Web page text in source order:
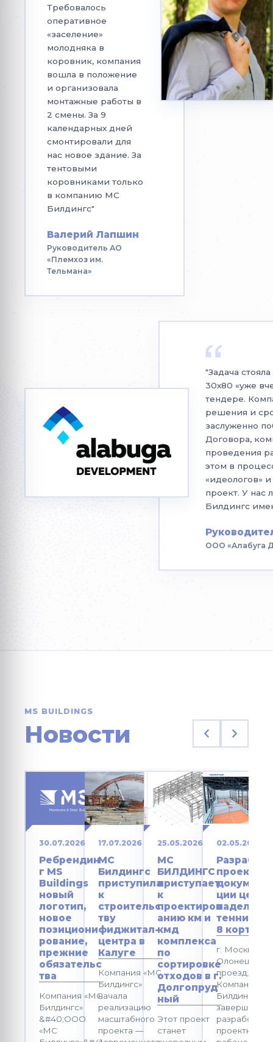
Требовалось
оперативное
«заселение»
молодняка в
коровник, компания
вошла в положение
и организовала
монтажные работы в
2 смены. За 9
календарных дней
смонтировали для
нас новое здание. За
тентовыми
коровниками только
в компанию МС
Билдингс"
Валерий Лапшин
Руководитель АО
«Племхоз им.
Тельмана»
"Задача
30х80 «уже
тендере.
решения и
заслуженно
Договора,
проведения
этом в
«идеологов»
проект. У нас
Билдингс
ООО «Алабуга
MS BUILDINGS
Новости
30.07.2026
Ребрендин
г MS
Buildings
новый
логотип,
новое
позициони
рование,
прежние
обязательс
тва
Компания «МС
Билдингс»
&#40;ООО
«МС
17.07.2026
МС
Билдингс
приступила
к
строительс
тву
фиджитал-
центра в
Калуге
Компания «МС
Билдингс»
начала
реализацию
масштабного
проекта —
25.05.2026
МС
БИЛДИНГС
приступает
к
проектиров
анию км и
кмд
комплекса
по
сортировке
отходов в г.
Долгопруд
ный
Этот проект
станет
02.05.2026
ции
падел-
тенниса
8 кортов
г. Москва,
Олонецкий
проезд, вл.
Компания
Билдингс
завершила
разработку
проектной и